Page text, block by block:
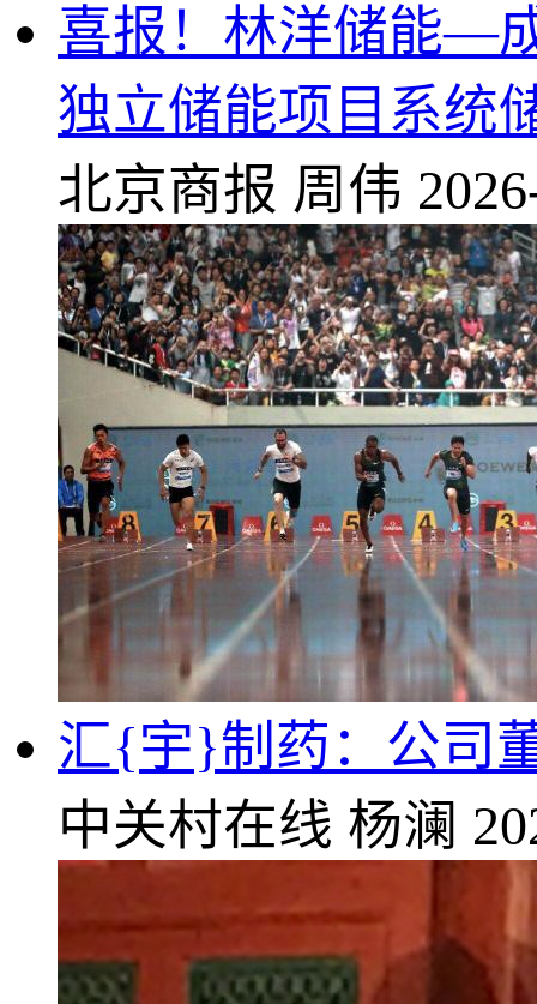
喜报！林洋储能—
独立储能项目系统
北京商报 周伟
汇{宇}制药：公司
中关村在线 杨澜